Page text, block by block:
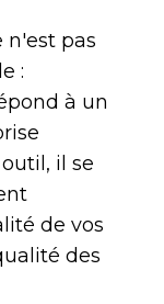
n'est pas
:
à un
il se
de vos
des